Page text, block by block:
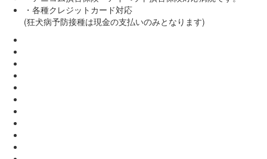
・各種クレジットカード対応
(狂犬病予防接種は現金の支払いのみとなります)